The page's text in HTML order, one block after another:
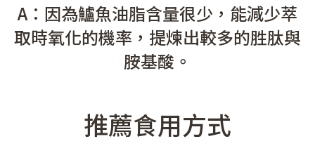
A：因為鱸魚油脂含量很少，能減少萃
取時氧化的機率，提煉出較多的胜肽與
胺基酸。
推薦食用方式